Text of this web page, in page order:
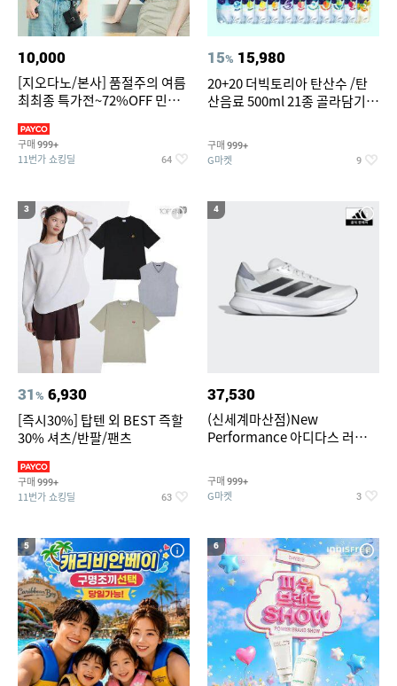
10,000
[지오다노/본사] 품절주의 여름
최최종 특가전~72%OFF 민소
구매 999+
11번가 쇼킹딜 64
15% 15,980
20+20 더빅토리아 탄산수 /탄
산음료 500ml 21종 골라담기
구매 999+
G마켓 9
3
31% 6,930
[즉시30%] 탑텐 외 BEST 즉할
30% 셔츠/반팔/팬츠
구매 999+
11번가 쇼킹딜 63
4
37,530
(신세계마산점)New
Performance 아디다스 러닝화
구매 999+
G마켓 3
5 6